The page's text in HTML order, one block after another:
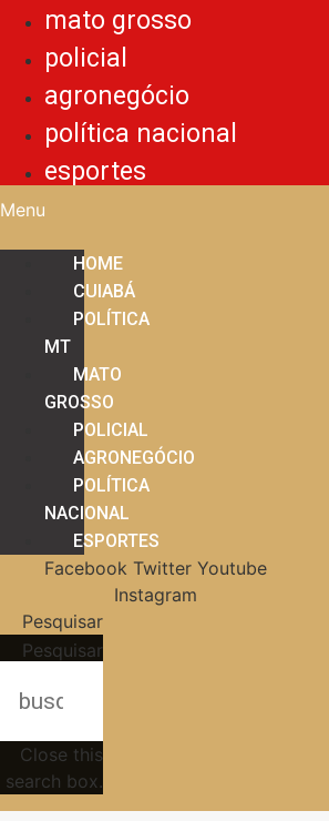
mato grosso
policial
agronegócio
política nacional
esportes
Menu
HOME
CUIABÁ
POLÍTICA
MT
MATO
GROSSO
POLICIAL
AGRONEGÓCIO
POLÍTICA
NACIONAL
ESPORTES
Facebook Twitter Youtube
Instagram
Pesquisar
Pesquisar
Close this
search box.